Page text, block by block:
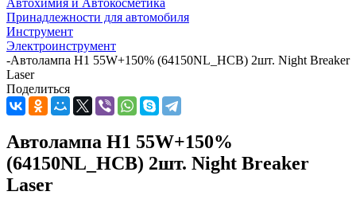
Автохимия и Автокосметика
Принадлежности для автомобиля
Инструмент
Электроинструмент
-Автолампа H1 55W+150% (64150NL_HCB) 2шт. Night Breaker
Laser
Поделиться
Автолампа H1 55W+150%
(64150NL_HCB) 2шт. Night Breaker
Laser